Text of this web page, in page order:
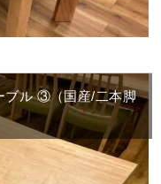
ブル ③（国産/二本脚